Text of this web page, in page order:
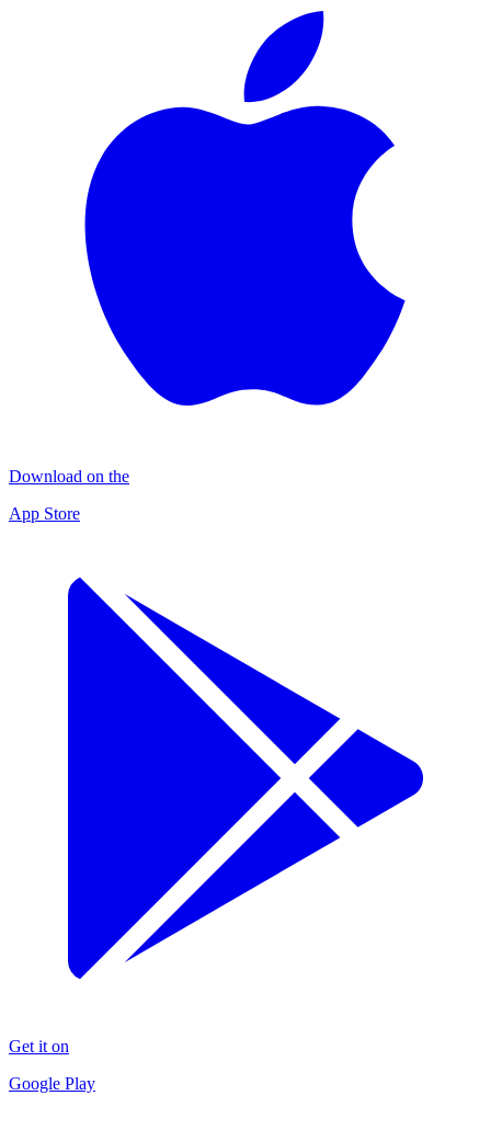
Download on the
App Store
Get it on
Google Play